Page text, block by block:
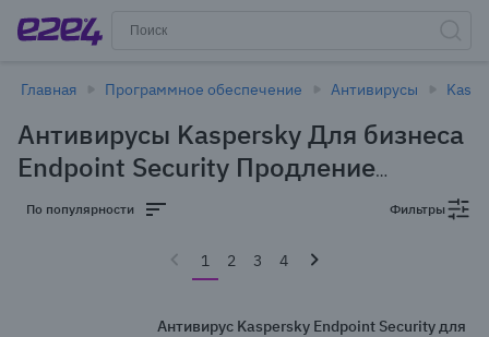
Главная Программное обеспечение Антивирусы
Антивирусы Kaspersky Для бизнеса
Endpoint Security Продление
лицензии в Новосибирске
(78 товаров)
По популярности Фильтры
1 2 3 4
Антивирус Kaspersky Endpoint Security для